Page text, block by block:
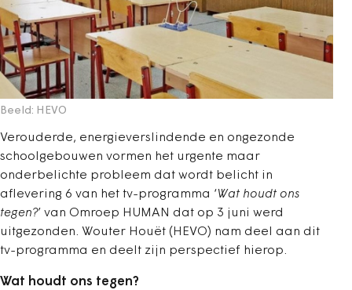
Beeld: HEVO
Verouderde, energieverslindende en ongezonde
schoolgebouwen vormen het urgente maar
onderbelichte probleem dat wordt belicht in
aflevering 6 van het tv-programma ‘Wat houdt ons
tegen?’ van Omroep HUMAN dat op 3 juni werd
uitgezonden. Wouter Houët (HEVO) nam deel aan dit
tv-programma en deelt zijn perspectief hierop.
Wat houdt ons tegen?